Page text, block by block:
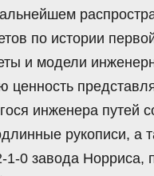
по истории
и модели
ценность
инженера путей
рукописи, а
1-0 завода